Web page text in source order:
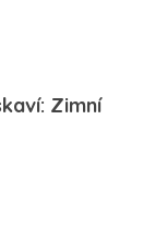
Zimní